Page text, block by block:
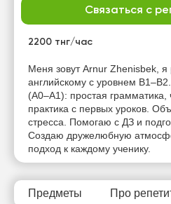
Связаться с
2200 тнг/час
Меня зовут Arnur Zhenisbek, я
английскому с уровнем
(A0–A1): простая грамматика,
практика с первых уроков.
стресса. Помогаю с ДЗ и
Создаю дружелюбную
подход к каждому ученику.
Предметы Про
сб
Нет
свободных
часов
Нет
свободных
часов